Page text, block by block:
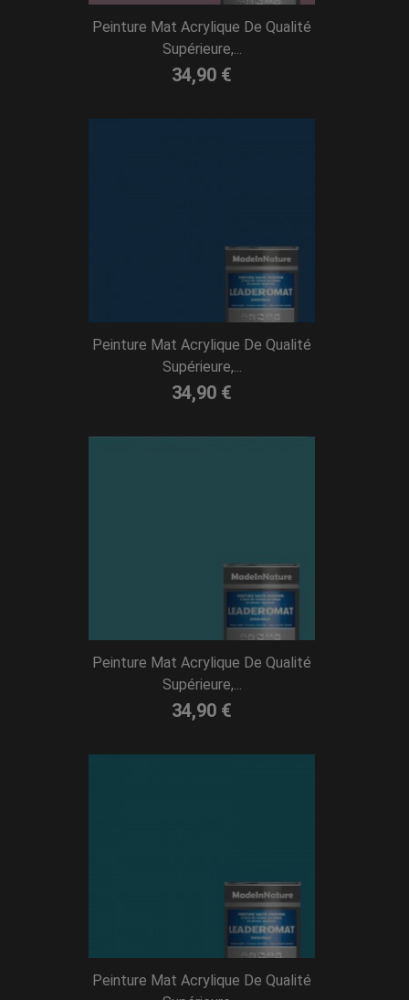
Peinture Mat Acrylique De Qualité
Supérieure,...
34,90 €
Peinture Mat Acrylique De Qualité
Supérieure,...
34,90 €
Peinture Mat Acrylique De Qualité
Supérieure,...
34,90 €
Peinture Mat Acrylique De Qualité